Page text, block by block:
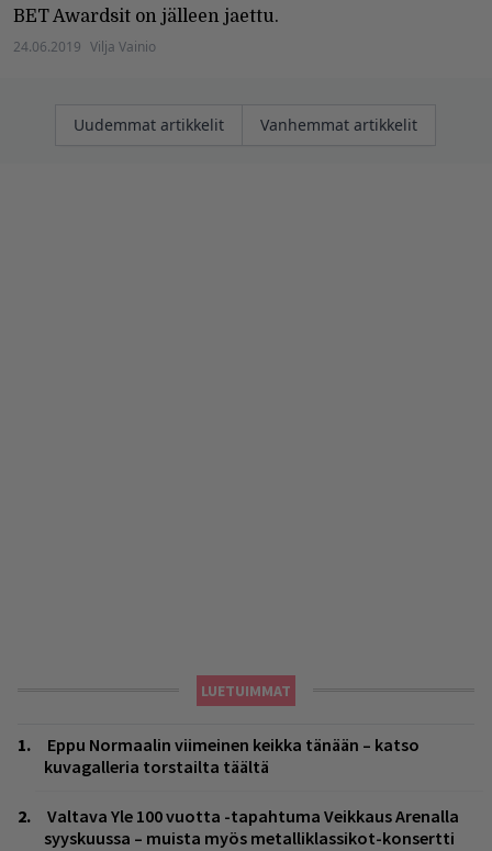
BET Awardsit on jälleen jaettu.
24.06.2019 Vilja Vainio
Artikkelien
Uudemmat artikkelit Vanhemmat artikkelit
LUETUIMMAT
Eppu Normaalin viimeinen keikka tänään – katso
kuvagalleria torstailta täältä
Valtava Yle 100 vuotta -tapahtuma Veikkaus Arenalla
syyskuussa – muista myös metalliklassikot-konsertti